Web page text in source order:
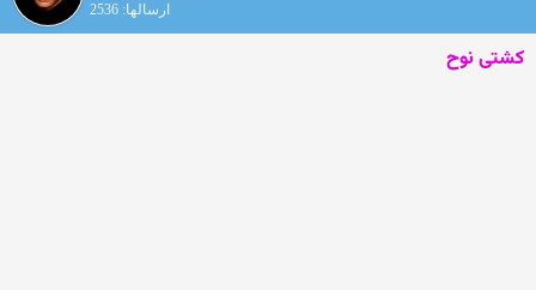
ارسالها: 2536
کشتی نوح